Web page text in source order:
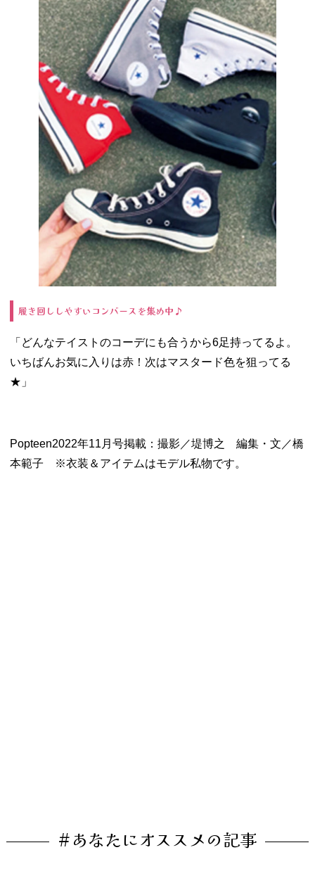
履き回ししやすいコンバースを集め中♪
「どんなテイストのコーデにも合うから6足持ってるよ。
いちばんお気に入りは赤！次はマスタード色を狙ってる
★」
Popteen2022年11月号掲載：撮影／堤博之 編集・文／橋
本範子 ※衣装＆アイテムはモデル私物です。
#あなたにオススメの記事